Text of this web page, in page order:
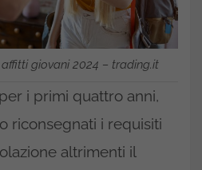
giovani 2024 – trading.it
i primi quattro anni,
riconsegnati i requisiti
altrimenti il